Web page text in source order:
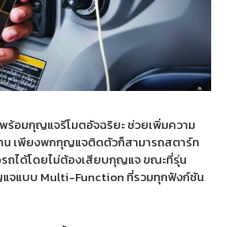
ร้อมกุญแจรีโมตอัจฉริยะ ช่วยเพิ่มความ
น เพียงพกกุญแจติดตัวก็สามารถสตาร์ท
รถได้โดยไม่ต้องเสียบกุญแจ ขณะที่รุ่น
จแบบ Multi-Function ที่รวมทุกฟังก์ชัน